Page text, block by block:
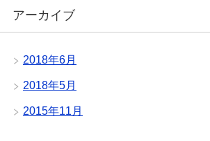
アーカイブ
2018年6月
2018年5月
2015年11月